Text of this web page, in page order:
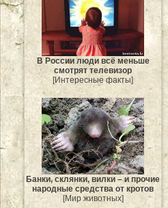
В России люди всё меньше
смотрят телевизор
[Интересные факты]
Банки, склянки, вилки – и прочие
народные средства от кротов
[Мир животных]